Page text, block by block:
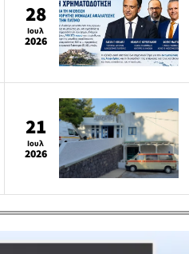
28
Ιουλ
2026
21
Ιουλ
2026